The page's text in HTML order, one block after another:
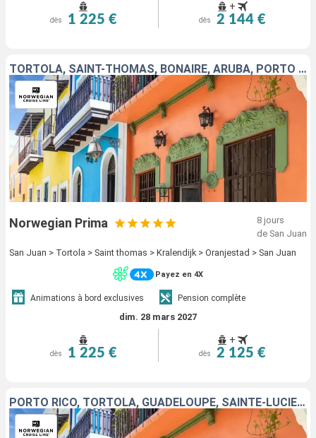
dès 1 225 €
+
dès 2 144 €
TORTOLA, SAINT-THOMAS, BONAIRE, ARUBA, PORTO RICO
Norwegian Prima
8 jours
de San Juan
San Juan > Tortola > Saint thomas > Kralendijk > Oranjestad > San Juan
Payez en 4X
Animations à bord exclusives Pension complète
dim. 28 mars 2027
dès 1 225 €
+
dès 2 125 €
PORTO RICO, TORTOLA, GUADELOUPE, SAINTE-LUCIE, BARBADE, SAINT-MARTIN, SAINT-THOMAS